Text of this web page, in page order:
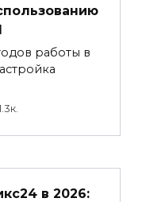
работы в
в 2026: